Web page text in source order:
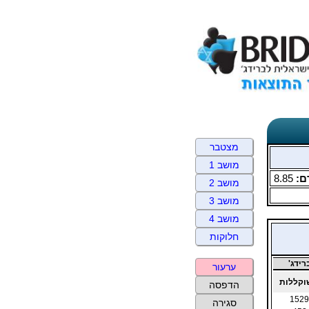
8.85
1529
מצטבר
מושב 1
מושב 2
מושב 3
מושב 4
חלוקות
ערעור
הדפסה
סגירה